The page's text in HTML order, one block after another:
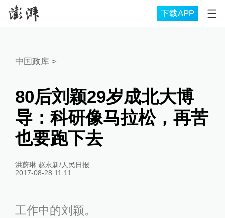
下载APP
中国政库 >
80后刘颖29岁成北大博
导：科研像马拉松，再苦
也要跑下去
洪蔚琳 赵永新/人民日报
2017-08-28 11:11
工作中的刘颖。